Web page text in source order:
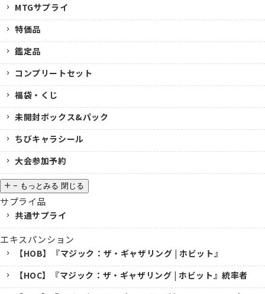
MTGサプライ
特価品
鑑定品
コンプリートセット
福袋・くじ
未開封ボックス&パック
ちびキャラシール
大会参加予約
− もっとみる 閉じる
サプライ品
共通サプライ
エキスパンション
【HOB】『マジック：ザ・ギャザリング | ホビット』
【HOC】『マジック：ザ・ギャザリング | ホビット』統率者